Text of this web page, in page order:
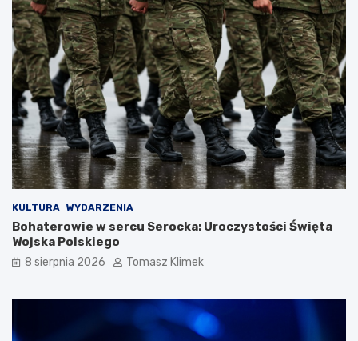
KULTURA WYDARZENIA
Bohaterowie w sercu Serocka: Uroczystości Święta
Wojska Polskiego
8 sierpnia 2026 Tomasz Klimek